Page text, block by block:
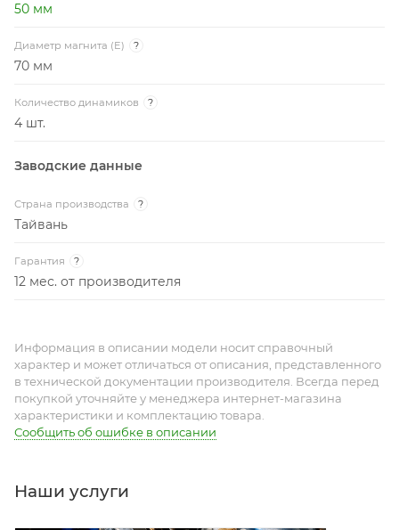
50 мм
Диаметр магнита (E) ?
70 мм
Количество динамиков ?
4 шт.
Заводские данные
Страна производства ?
Тайвань
Гарантия ?
12 мес. от производителя
Информация в описании модели носит справочный
характер и может отличаться от описания, представленного
в технической документации производителя. Всегда перед
покупкой уточняйте у менеджера интернет-магазина
характеристики и комплектацию товара.
Сообщить об ошибке в описании
Наши услуги